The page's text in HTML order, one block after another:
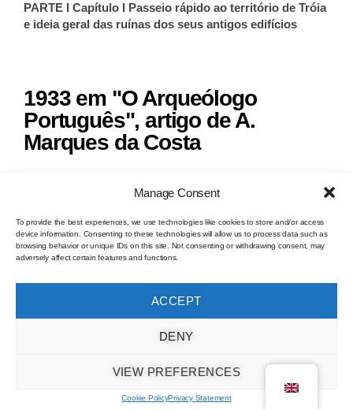
Manage Consent
To provide the best experiences, we use technologies like cookies to store and/or access
device information. Consenting to these technologies will allow us to process data such as
browsing behavior or unique IDs on this site. Not consenting or withdrawing consent, may
adversely affect certain features and functions.
ACCEPT
DENY
VIEW PREFERENCES
Cookie PolicyPrivacy Statement
PARTE I Capítulo I Passeio rápido ao território de Tróia
e ideia geral das ruínas dos seus antigos edifícios
1933 em "O Arqueólogo
Português", artigo de A.
Marques da Costa